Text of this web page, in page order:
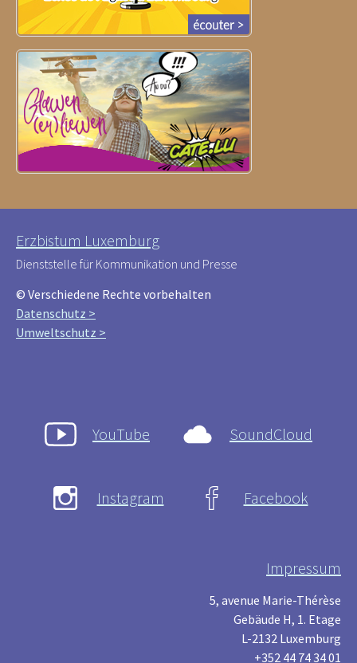
Erzbistum Luxemburg
Dienststelle für Kommunikation und Presse
© Verschiedene Rechte vorbehalten
Datenschutz >
Umweltschutz >
YouTube SoundCloud
Instagram Facebook
Impressum
5, avenue Marie-Thérèse
Gebäude H, 1. Etage
L-2132 Luxemburg
+352 44 74 34 01